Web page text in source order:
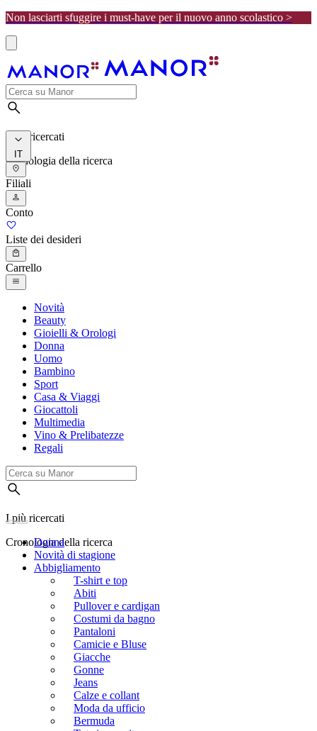
Non lasciarti sfuggire i must-have per il nuovo anno scolastico >
I più ricercati
Cronologia della ricerca
IT
Filiali
Conto
Liste dei desideri
Carrello
Novità
Beauty
Gioielli & Orologi
Donna
Uomo
Bambino
Sport
Casa & Viaggi
Giocattoli
Multimedia
Vino & Prelibatezze
Regali
I più ricercati
Cronologia della ricerca
Donna
Novità di stagione
Abbigliamento
T-shirt e top
Abiti
Pullover e cardigan
Costumi da bagno
Pantaloni
Camicie e Bluse
Giacche
Gonne
Jeans
Calze e collant
Moda da ufficio
Bermuda